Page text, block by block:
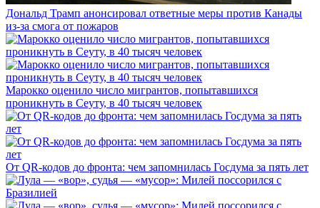
Дональд Трамп анонсировал ответные меры против Канады
из-за смога от пожаров
Марокко оценило число мигрантов, попытавшихся
проникнуть в Сеуту, в 40 тысяч человек
От QR-кодов до фронта: чем запомнилась Госдума за пять лет